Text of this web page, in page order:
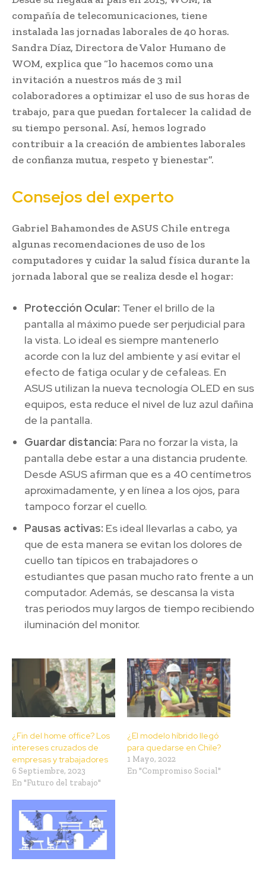
compañía de telecomunicaciones, tiene
instalada las jornadas laborales de 40 horas.
Sandra Díaz, Directora de Valor Humano de
WOM, explica que “lo hacemos como una
invitación a nuestros más de 3 mil
colaboradores a optimizar el uso de sus horas de
trabajo, para que puedan fortalecer la calidad de
su tiempo personal. Así, hemos logrado
contribuir a la creación de ambientes laborales
de confianza mutua, respeto y bienestar”.
Consejos del experto
Gabriel Bahamondes de ASUS Chile entrega
algunas recomendaciones de uso de los
computadores y cuidar la salud física durante la
jornada laboral que se realiza desde el hogar:
Protección Ocular: Tener el brillo de la
pantalla al máximo puede ser perjudicial para
la vista. Lo ideal es siempre mantenerlo
acorde con la luz del ambiente y así evitar el
efecto de fatiga ocular y de cefaleas. En
ASUS utilizan la nueva tecnología OLED en sus
equipos, esta reduce el nivel de luz azul dañina
de la pantalla.
Guardar distancia: Para no forzar la vista, la
pantalla debe estar a una distancia prudente.
Desde ASUS afirman que es a 40 centímetros
aproximadamente, y en línea a los ojos, para
tampoco forzar el cuello.
Pausas activas: Es ideal llevarlas a cabo, ya
que de esta manera se evitan los dolores de
cuello tan típicos en trabajadores o
estudiantes que pasan mucho rato frente a un
computador. Además, se descansa la vista
tras periodos muy largos de tiempo recibiendo
iluminación del monitor.
¿Fin del home office? Los
intereses cruzados de
empresas y trabajadores
6 Septiembre, 2023
En "Futuro del trabajo"
¿El modelo híbrido llegó
para quedarse en Chile?
1 Mayo, 2022
En "Compromiso Social"